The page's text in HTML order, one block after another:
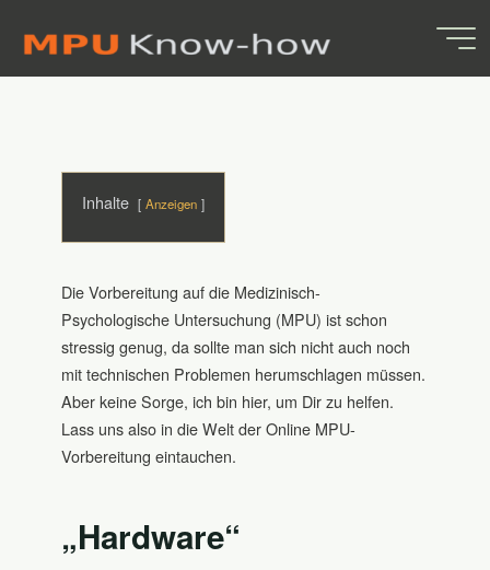
Technische
Anforderungen und
MPU-Know-how.de
Inhalte Anzeigen
Die Vorbereitung auf die Medizinisch-
Psychologische Untersuchung (MPU) ist schon
stressig genug, da sollte man sich nicht auch noch
mit technischen Problemen herumschlagen müssen.
Aber keine Sorge, ich bin hier, um Dir zu helfen.
Lass uns also in die Welt der Online MPU-
Vorbereitung eintauchen.
„Hardware“